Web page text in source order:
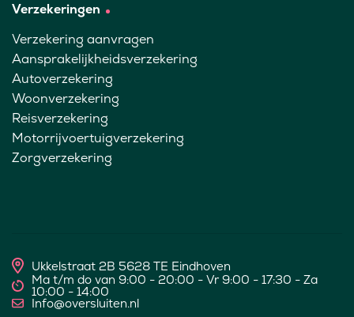
Verzekeringen
Verzekering aanvragen
Aansprakelijkheidsverzekering
Autoverzekering
Woonverzekering
Reisverzekering
Motorrijvoertuigverzekering
Zorgverzekering
Ukkelstraat 2B 5628 TE Eindhoven
Ma t/m do van 9:00 - 20:00 - Vr 9:00 - 17:30 - Za
10:00 - 14:00
Info@oversluiten.nl